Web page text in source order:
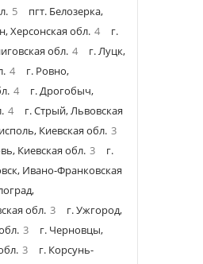
5
пгт. Белозерка,
Херсонская обл. 4
г.
обл. 4
г. Луцк,
4
г. Ровно,
4
г. Дрогобыч,
4
г. Стрый, Львовская
Киевская обл. 3
Киевская обл. 3
г.
Ивано-Франковская
обл. 3
г. Ужгород,
3
г. Черновцы,
3
г. Корсунь-